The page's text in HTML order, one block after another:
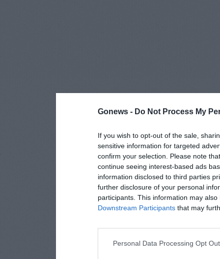
Gonews - Do Not Process My
If you wish to opt-out of the sale,
sensitive information for targeted
confirm your selection. Please note
continue seeing interest-based ads
information disclosed to third parties
further disclosure of your personal
participants. This information may
Downstream Participants that may
Personal Data Processing Opt